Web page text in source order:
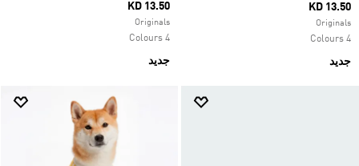
KD 13.50
Originals
4 Colours
جديد
KD 13.50
Originals
4 Colours
جديد